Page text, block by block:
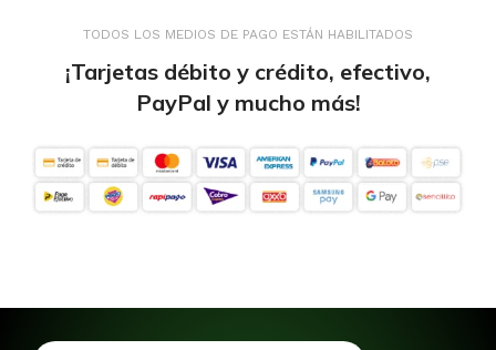
TODOS LOS MEDIOS DE PAGO ESTÁN HABILITADOS
¡Tarjetas débito y crédito, efectivo,
PayPal y mucho más!